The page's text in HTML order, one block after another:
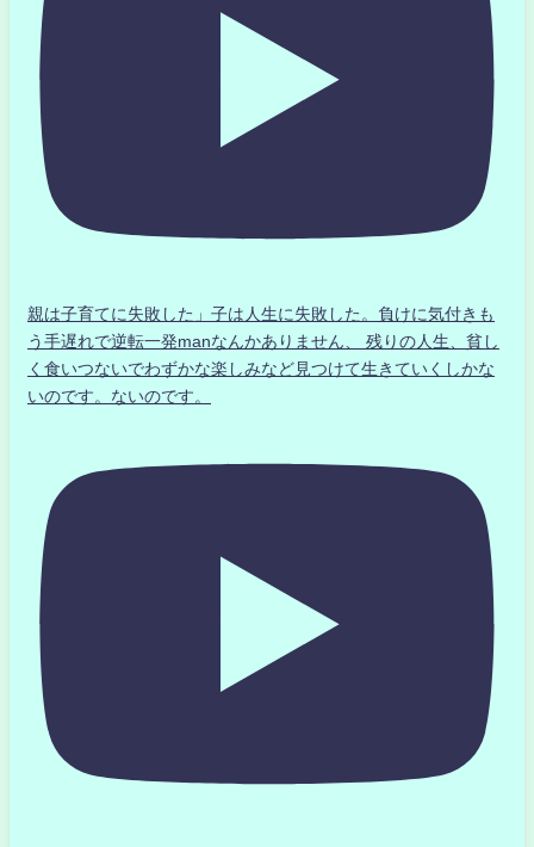
親は子育てに失敗した」子は人生に失敗した。負けに気付きも
う手遅れで逆転一発manなんかありません、 残りの人生、貧し
く食いつないでわずかな楽しみなど見つけて生きていくしかな
いのです。ないのです。